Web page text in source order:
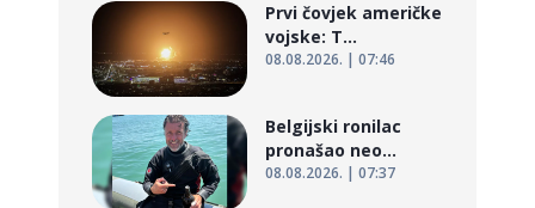
Prvi čovjek američke
vojske: T...
08.08.2026. | 07:46
Belgijski ronilac
pronašao neo...
08.08.2026. | 07:37